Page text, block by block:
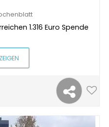
1.316 Euro Spende